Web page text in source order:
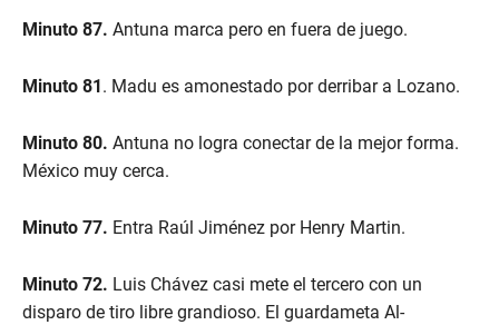
Minuto 87. Antuna marca pero en fuera de juego.
Minuto 81 . Madu es amonestado por derribar a Lozano.
Minuto 80. Antuna no logra conectar de la mejor forma.
México muy cerca.
Minuto 77. Entra Raúl Jiménez por Henry Martin.
Minuto 72. Luis Chávez casi mete el tercero con un
disparo de tiro libre grandioso. El guardameta Al-